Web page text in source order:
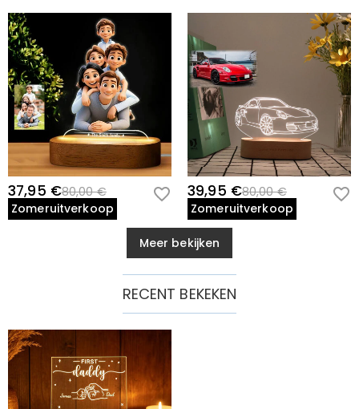
37,95 €80,00 €
Zomeruitverkoop
39,95 €80,00 €
Zomeruitverkoop
Meer bekijken
RECENT BEKEKEN